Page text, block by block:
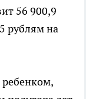
56 900,9
рублям на
ребенком,